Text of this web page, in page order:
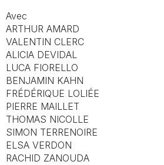
Avec
ARTHUR AMARD
VALENTIN CLERC
ALICIA DEVIDAL
LUCA FIORELLO
BENJAMIN KAHN
FRÉDÉRIQUE LOLIÉE
PIERRE MAILLET
THOMAS NICOLLE
SIMON TERRENOIRE
ELSA VERDON
RACHID ZANOUDA